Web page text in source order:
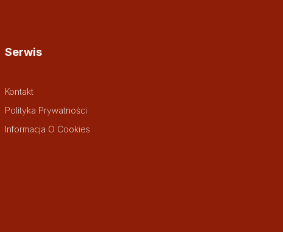
Serwis
Kontakt
Polityka Prywatności
Informacja O Cookies